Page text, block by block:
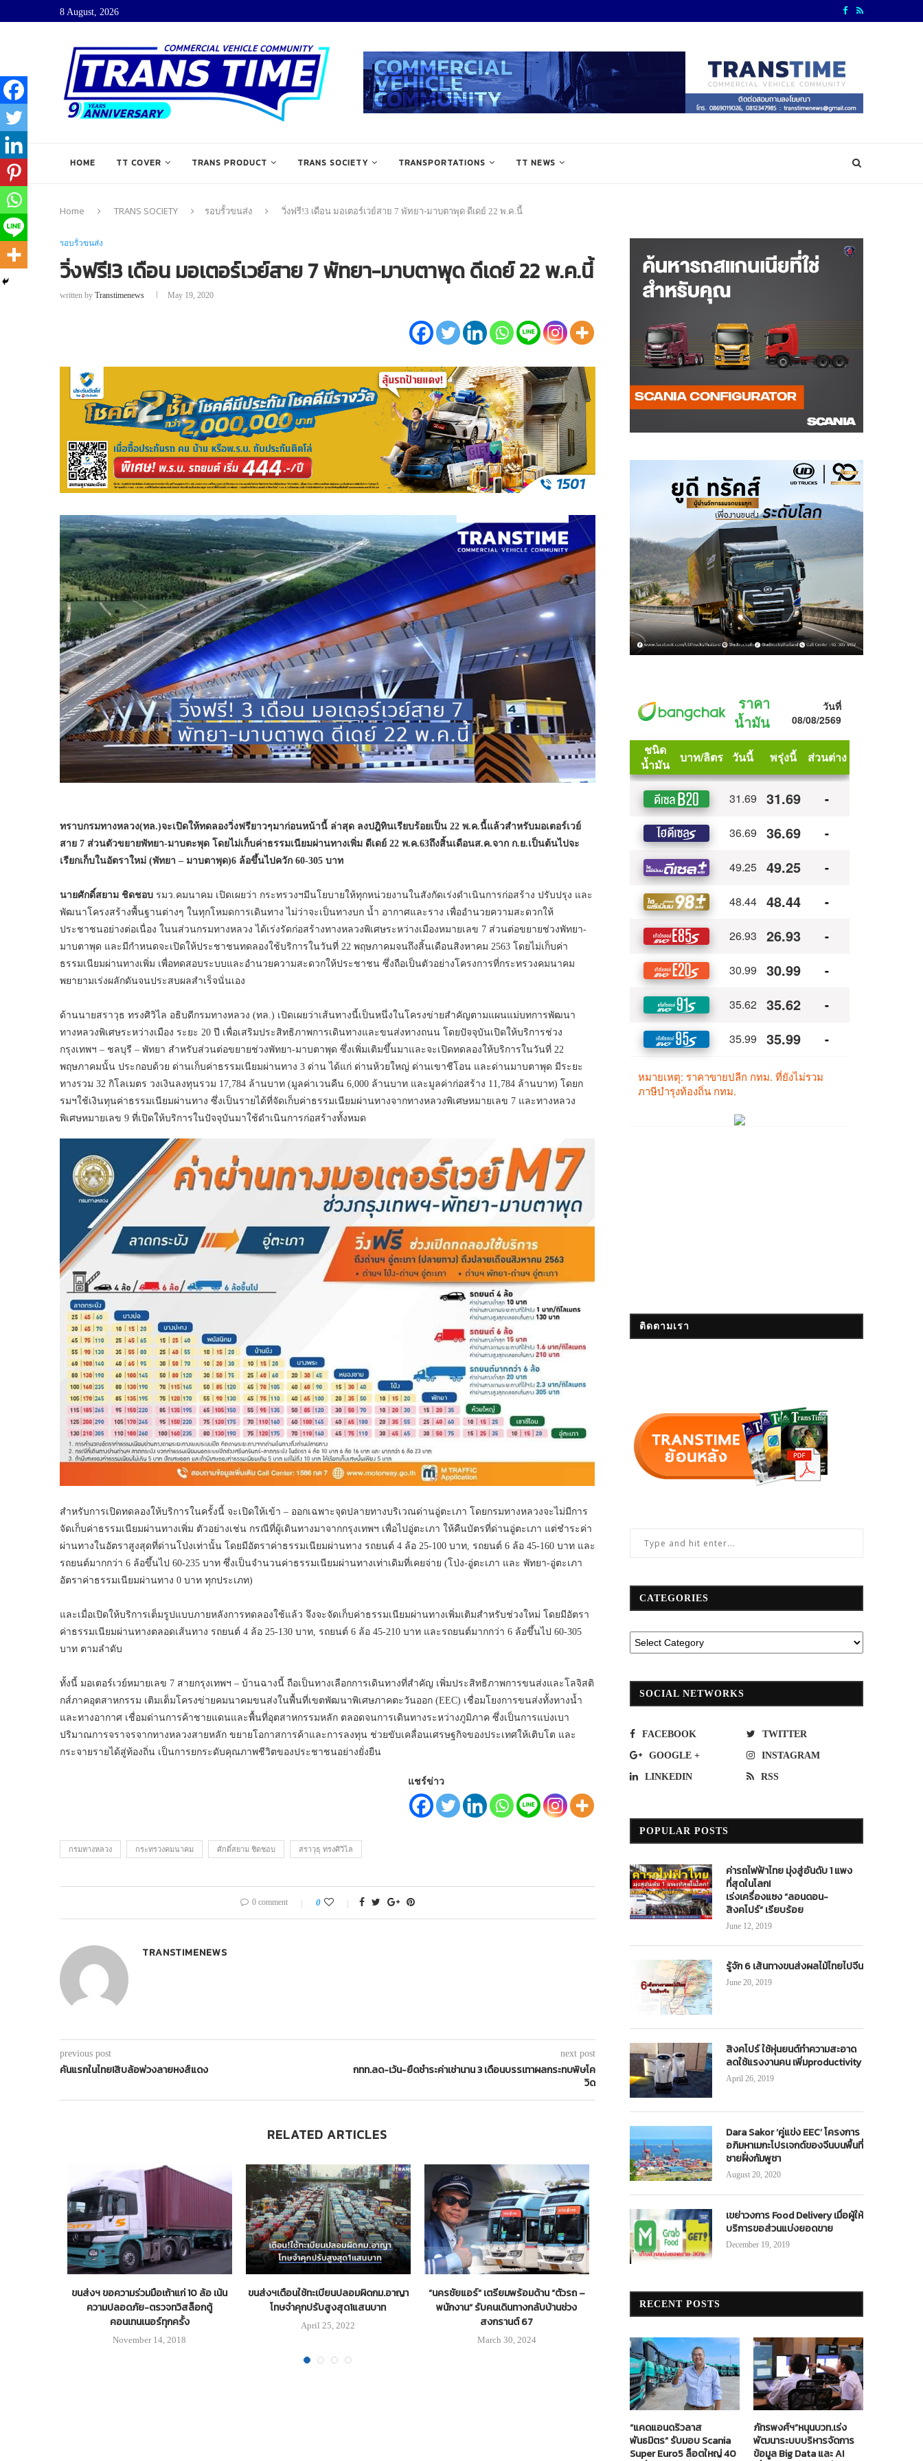
8 August, 2026
HOME TT COVER TRANS PRODUCT TRANS SOCIETY TRANSPORTATIONS TT NEWS
Home TRANS SOCIETY รอบรั้วขนส่ง วิ่งฟรี!3 เดือน มอเตอร์เวย์สาย 7 พัทยา-มาบตาพุด ดีเดย์ 22 พ.ค.นี้
รอบรั้วขนส่ง
วิ่งฟรี!3 เดือน มอเตอร์เวย์สาย 7 พัทยา-มาบตาพุด ดีเดย์ 22 พ.ค.นี้
written by Transtimenews May 19, 2020
ทราบกรมทางหลวง(ทล.)จะเปิดให้ทดลองวิ่งฟรียาวๆมาก่อนหน้านี้ ล่าสุด ลงปฎิทินเรียบร้อยเป็น 22 พ.ค.นี้แล้วสำหรับมอเตอร์เวย์
สาย 7 ส่วนตัวขยายพัทยา-มาบตะพุด โดยไม่เก็บค่าธรรมเนียมผ่านทางเพิ่ม ดีเดย์ 22 พ.ค.63ถึงสิ้นเดือนส.ค.จาก ก.ย.เป็นต้นไปจะ
เรียกเก็บในอัตราใหม่ (พัทยา – มาบตาพุด)6 ล้อขึ้นไปควัก 60-305 บาท
นายศักดิ์สยาม ชิดชอบ รมว.คมนาคม เปิดเผยว่า กระทรวงฯมีนโยบายให้ทุกหน่วยงานในสังกัดเร่งดำเนินการก่อสร้าง ปรับปรุง และ
พัฒนาโครงสร้างพื้นฐานต่างๆ ในทุกโหมดการเดินทาง ไม่ว่าจะเป็นทางบก น้ำ อากาศและราง เพื่ออำนวยความสะดวกให้
ประชาชนอย่างต่อเนื่อง ในนส่วนกรมทางหลวง ได้เร่งรัดก่อสร้างทางหลวงพิเศษระหว่างเมืองหมายเลข 7 ส่วนต่อขยายช่วงพัทยา-
มาบตาพุด และมีกำหนดจะเปิดให้ประชาชนทดลองใช้บริการในวันที่ 22 พฤษภาคมจนถึงสิ้นเดือนสิงหาคม 2563 โดยไม่เก็บค่า
ธรรมเนียมผ่านทางเพิ่ม เพื่อทดสอบระบบและอำนวยความสะดวกให้ประชาชน ซึ่งถือเป็นตัวอย่างโครงการที่กระทรวงคมนาคม
พยายามเร่งผลักดันจนประสบผลสำเร็จนั่นเอง
ด้านนายสราวุธ ทรงศิวิไล อธิบดีกรมทางหลวง (ทล.) เปิดเผยว่าเส้นทางนี้เป็นหนึ่งในโครงข่ายสำคัญตามแผนแม่บทการพัฒนา
ทางหลวงพิเศษระหว่างเมือง ระยะ 20 ปี เพื่อเสริมประสิทธิภาพการเดินทางและขนส่งทางถนน โดยปัจจุบันเปิดให้บริการช่วง
กรุงเทพฯ – ชลบุรี – พัทยา สำหรับส่วนต่อขยายช่วงพัทยา-มาบตาพุด ซึ่งเพิ่มเติมขึ้นมาและจะเปิดทดลองให้บริการในวันที่ 22
พฤษภาคมนั้น ประกอบด้วย ด่านเก็บค่าธรรมเนียมผ่านทาง 3 ด่าน ได้แก่ ด่านห้วยใหญ่ ด่านเขาชีโอน และด่านมาบตาพุด มีระยะ
ทางรวม 32 กิโลเมตร วงเงินลงทุนรวม 17,784 ล้านบาท (มูลค่าเวนคืน 6,000 ล้านบาท และมูลค่าก่อสร้าง 11,784 ล้านบาท) โดยก
รมฯใช้เงินทุนค่าธรรมเนียมผ่านทาง ซึ่งเป็นรายได้ที่จัดเก็บค่าธรรมเนียมผ่านทางจากทางหลวงพิเศษหมายเลข 7 และทางหลวง
พิเศษหมายเลข 9 ที่เปิดให้บริการในปัจจุบันมาใช้ดำเนินการก่อสร้างทั้งหมด
สำหรับการเปิดทดลองให้บริการในครั้งนี้ จะเปิดให้เข้า – ออกเฉพาะจุดปลายทางบริเวณด่านอู่ตะเภา โดยกรมทางหลวงจะไม่มีการ
จัดเก็บค่าธรรมเนียมผ่านทางเพิ่ม ตัวอย่างเช่น กรณีที่ผู้เดินทางมาจากกรุงเทพฯ เพื่อไปอู่ตะเภา ให้คืนบัตรที่ด่านอู่ตะเภา แต่ชำระค่า
ผ่านทางในอัตราสูงสุดที่ด่านโป่งเท่านั้น โดยมีอัตราค่าธรรมเนียมผ่านทาง รถยนต์ 4 ล้อ 25-100 บาท, รถยนต์ 6 ล้อ 45-160 บาท และ
รถยนต์มากกว่า 6 ล้อขึ้นไป 60-235 บาท ซึ่งเป็นจำนวนค่าธรรมเนียมผ่านทางเท่าเดิมที่เคยจ่าย (โป่ง-อู่ตะเภา และ พัทยา-อู่ตะเภา
อัตราค่าธรรมเนียมผ่านทาง 0 บาท ทุกประเภท)
และเมื่อเปิดให้บริการเต็มรูปแบบภายหลังการทดลองใช้แล้ว จึงจะจัดเก็บค่าธรรมเนียมผ่านทางเพิ่มเติมสำหรับช่วงใหม่ โดยมีอัตรา
ค่าธรรมเนียมผ่านทางตลอดเส้นทาง รถยนต์ 4 ล้อ 25-130 บาท, รถยนต์ 6 ล้อ 45-210 บาท และรถยนต์มากกว่า 6 ล้อขึ้นไป 60-305
บาท ตามลำดับ
ทั้งนี้ มอเตอร์เวย์หมายเลข 7 สายกรุงเทพฯ – บ้านฉางนี้ ถือเป็นทางเลือกการเดินทางที่สำคัญ เพิ่มประสิทธิภาพการขนส่งและโลจิสติ
กส์ภาคอุตสาหกรรม เติมเต็มโครงข่ายคมนาคมขนส่งในพื้นที่เขตพัฒนาพิเศษภาคตะวันออก (EEC) เชื่อมโยงการขนส่งทั้งทางน้ำ
และทางอากาศ เชื่อมด่านการค้าชายแดนและพื้นที่อุตสาหกรรมหลัก ตลอดจนการเดินทางระหว่างภูมิภาค ซึ่งเป็นการแบ่งเบา
ปริมาณการจราจรจากทางหลวงสายหลัก ขยายโอกาสการค้าและการลงทุน ช่วยขับเคลื่อนเศรษฐกิจของประเทศให้เติบโต และ
กระจายรายได้สู่ท้องถิ่น เป็นการยกระดับคุณภาพชีวิตของประชาชนอย่างยั่งยืน
แชร์ข่าว
กรมทางหลวง กระทรวงคมนาคม ศักดิ์สยาม ชิดชอบ สราวุธุ ทรงศิวิไล
0 comment 0
TRANSTIMENEWS
previous post
คันแรกในไทย!สิบล้อพ่วงลายหงส์แดง
next post
กทท.ลด-เว้น-ยืดชำระค่าเช่านาน 3 เดือนบรรเทาผลกระทบพิษโค
วิด
RELATED ARTICLES
ขนส่งฯ ขอความร่วมมือเถ้าแก่ 10 ล้อ เน้น
ความปลอดภัย-ตรวจทวิสล็อกตู้
คอนเทนเนอร์ทุกครั้ง
November 14, 2018
ขนส่งฯเตือนใช้ทะเบียนปลอมผิดกม.อาญา
โทษจำคุกปรับสูงสุด1แสนบาท
April 25, 2022
“นครชัยแอร์” เตรียมพร้อมด้าน “ตัวรถ –
พนักงาน“ รับคนเดินทางกลับบ้านช่วง
สงกรานต์ 67
March 30, 2024
แล้วเสร็จ!ขยาย4เลนทล.102สาย บ.ห้วย
ช้าง-อ.ศรีสัชนาลัย จ.สุโขทัย
เสร็จแล้ว ! การขยายทางหลวงหมา
ติดตามเรา
CATEGORIES
SOCIAL NETWORKS
FACEBOOK TWITTER
GOOGLE + INSTAGRAM
LINKEDIN RSS
POPULAR POSTS
ค่ารถไฟฟ้าไทย มุ่งสู่อันดับ 1 แพง
ที่สุดในโลก!
เร่งเครื่องแซง “ลอนดอน-
สิงคโปร์” เรียบร้อย
June 12, 2019
รู้จัก 6 เส้นทางขนส่งผลไม้ไทยไปจีน
June 20, 2019
สิงคโปร์ ใช้หุ่นยนต์ทำความสะอาด
ลดใช้แรงงานคน เพิ่มproductivity
April 26, 2019
Dara Sakor ‘คู่แข่ง EEC’ โครงการ
อภิมหาเมกะโปรเจกต์ของจีนบนพื้นที่
ชายฝั่งกัมพูชา
August 20, 2020
เขย่าวงการ Food Delivery เมื่อผู้ให้
บริการขอส่วนแบ่งยอดขาย
December 19, 2019
RECENT POSTS
“แคดแอนดริวลาส
พันธมิตร” รับมอบ Scania
Super Euro5 ล็อตใหญ่ 40
ภัทรพงศ์ฯ”หนุนบวท.เร่ง
พัฒนาระบบบริหารจัดการ
ข้อมูล Big Data และ AI